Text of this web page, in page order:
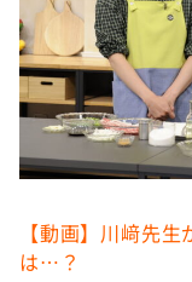
【動画】川﨑先
は…？